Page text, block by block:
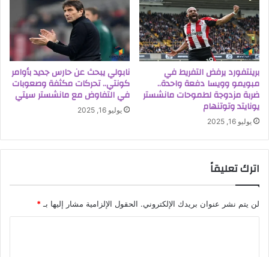
برينتفورد يرفض التفريط في
مبويمو وويسا دفعة واحدة..
ضربة مزدوجة لطموحات مانشستر
يونايتد وتوتنهام
يوليو 16, 2025
نابولي يبحث عن حارس جديد بأوامر
كونتي.. تحركات مكثفة وصعوبات
في التفاوض مع مانشستر سيتي
يوليو 16, 2025
اترك تعليقاً
لن يتم نشر عنوان بريدك الإلكتروني. الحقول الإلزامية مشار إليها بـ*